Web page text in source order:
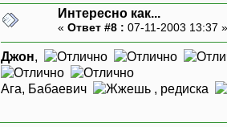
Интересно как...
« Ответ #8 : 07-11-2003 13:37
Джон,
Ага, Бабаевич , редиска